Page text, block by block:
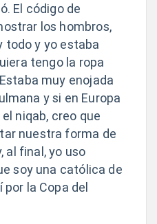
El código de
los hombros,
todo y yo estaba
tengo la ropa
muy enojada
y si en Europa
niqab, creo que
nuestra forma de
al final, yo uso
soy una católica de
la Copa del